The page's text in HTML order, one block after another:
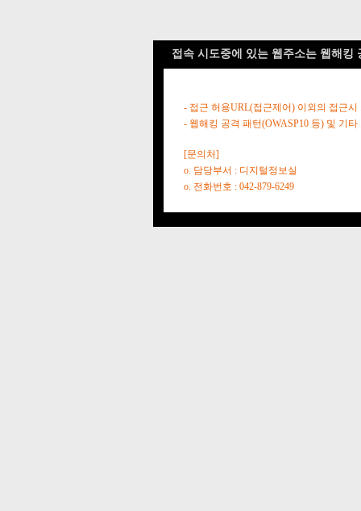
접속 시도중에 있는 웹주소는 웹해킹
- 접근 허용URL(접근제어) 이외의 접근시
- 웹해킹 공격 패턴(OWASP10 등) 및 기
[문의처]
o. 담당부서 : 디지털정보실
o. 전화번호 : 042-879-6249